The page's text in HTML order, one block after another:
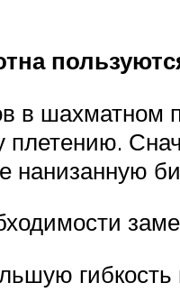
в шахматном
нанизанную